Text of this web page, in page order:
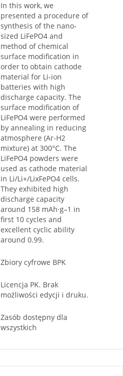
In this work, we
presented a procedure of
synthesis of the nano-
sized LiFePO4 and
method of chemical
surface modification in
order to obtain cathode
material for Li-ion
batteries with high
discharge capacity. The
surface modification of
LiFePO4 were performed
by annealing in reducing
atmosphere (Ar-H2
mixture) at 300°C. The
LiFePO4 powders were
used as cathode material
in Li/Li+/LixFePO4 cells.
They exhibited high
discharge capacity
around 158 mAh·g–1 in
first 10 cycles and
excellent cyclic ability
around 0.99.
Zbiory cyfrowe BPK
Licencja PK. Brak
możliwości edycji i druku.
Zasób dostępny dla
wszystkich